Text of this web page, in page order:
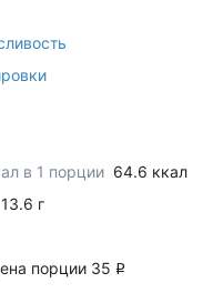
в 1 порции 64.6 ккал
13.6 г
порции 35 q